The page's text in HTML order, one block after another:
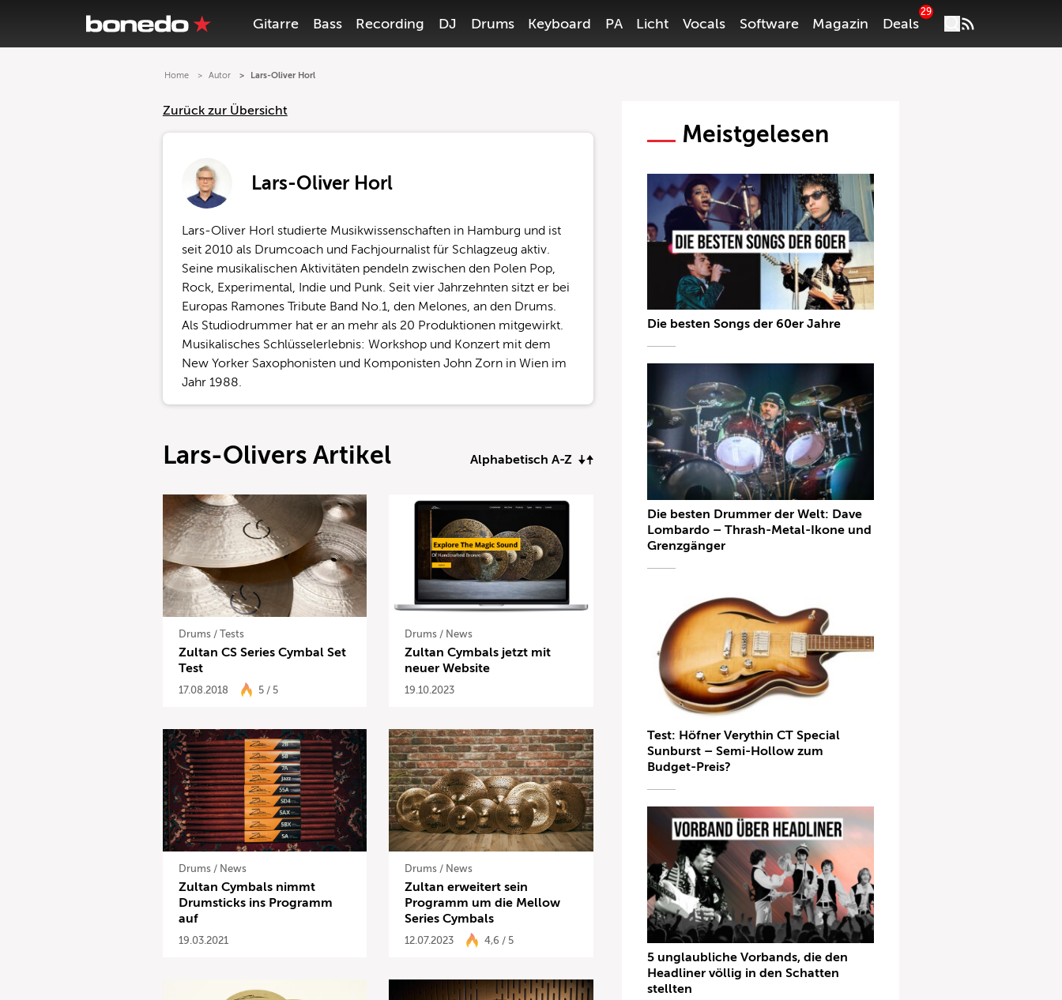
Gitarre Bass Recording DJ Drums Keyboard PA Licht Vocals Software Magazin Deals
29
Home Autor Lars-Oliver Horl
Zurück zur Übersicht
Lars-Oliver Horl
Lars-Oliver Horl studierte Musikwissenschaften in Hamburg und ist
seit 2010 als Drumcoach und Fachjournalist für Schlagzeug aktiv.
Seine musikalischen Aktivitäten pendeln zwischen den Polen Pop,
Rock, Experimental, Indie und Punk. Seit vier Jahrzehnten sitzt er bei
Europas Ramones Tribute Band No.1, den Melones, an den Drums.
Als Studiodrummer hat er an mehr als 20 Produktionen mitgewirkt.
Musikalisches Schlüsselerlebnis: Workshop und Konzert mit dem
New Yorker Saxophonisten und Komponisten John Zorn in Wien im
Jahr 1988.
Lars-Olivers Artikel Alphabetisch A-Z
Drums/ Tests
Zultan CS Series Cymbal Set
Test
17.08.2018 5 / 5
Drums / News
Zultan Cymbals jetzt mit
neuer Website
19.10.2023
Drums/ News
Zultan Cymbals nimmt
Drumsticks ins Programm
auf
19.03.2021
Drums / News
Zultan erweitert sein
Programm um die Mellow
Series Cymbals
12.07.2023 4,6 / 5
Meistgelesen
Die besten Songs der 60er Jahre
Die besten Drummer der Welt: Dave
Lombardo – Thrash-Metal-Ikone und
Grenzgänger
Test: Höfner Verythin CT Special
Sunburst – Semi-Hollow zum
Budget-Preis?
5 unglaubliche Vorbands, die den
Headliner völlig in den Schatten
stellten